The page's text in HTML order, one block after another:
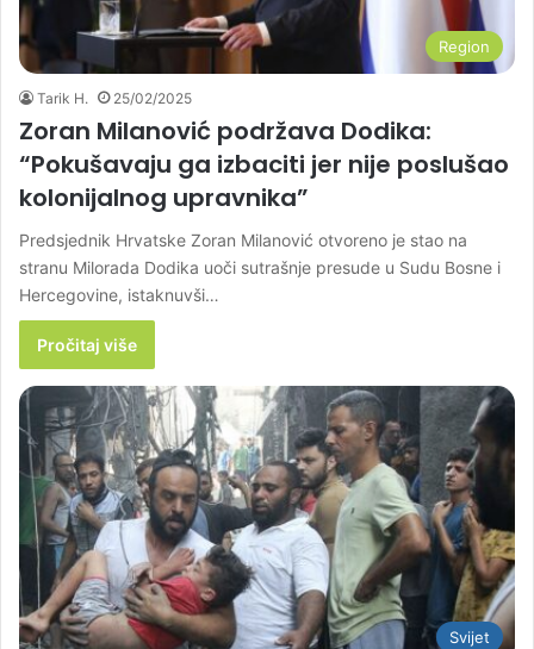
Region
Tarik H. 25/02/2025
Zoran Milanović podržava Dodika:
“Pokušavaju ga izbaciti jer nije poslušao
kolonijalnog upravnika”
Predsjednik Hrvatske Zoran Milanović otvoreno je stao na
stranu Milorada Dodika uoči sutrašnje presude u Sudu Bosne i
Hercegovine, istaknuvši…
Pročitaj više
Svijet